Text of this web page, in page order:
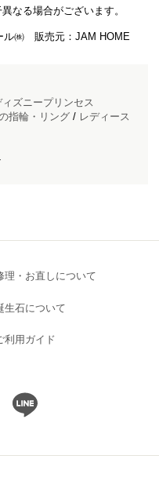
なる場合がございます。
ル㈱ 販売元：JAM HOME
ィズニープリンセス
指輪・リング/ レディース
理・お直しについて
生石について
利用ガイド